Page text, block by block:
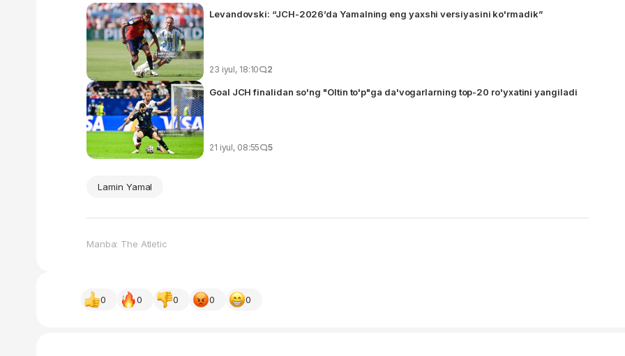
Levandovski: “JCH-2026’da Yamalning eng yaxshi versiyasini ko'rmadik”
23 iyul, 18:10 2
Goal JCH finalidan so'ng "Oltin to'p"ga da'vogarlarning top-20 ro'yxatini yangiladi
21 iyul, 08:55 5
Lamin Yamal
Manba: The Atletic
0 0 0 0 0